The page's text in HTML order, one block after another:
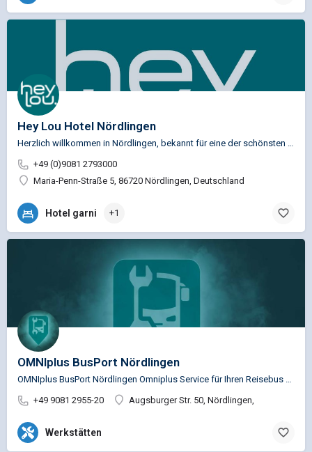
Hey Lou Hotel Nördlingen
Herzlich willkommen in Nördlingen, bekannt für eine der schönsten Altstädte Deutschlands und den UNESCO…
+49 (0)9081 2793000
Maria-Penn-Straße 5, 86720 Nördlingen, Deutschland
Hotel garni +1
OMNIplus BusPort Nördlingen
OMNIplus BusPort Nördlingen Omniplus Service für Ihren Reisebus von Mercedes-Benz und…
+49 9081 2955-20
Augsburger Str. 50, Nördlingen,
Werkstätten